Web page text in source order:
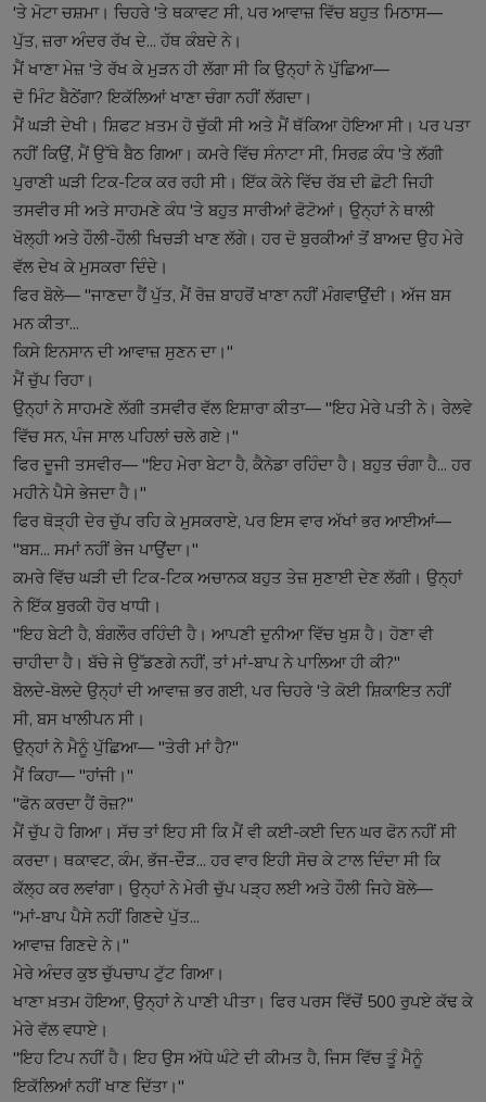
'ਤੇ ਮੋਟਾ ਚਸ਼ਮਾ। ਚਿਹਰੇ 'ਤੇ ਥਕਾਵਟ ਸੀ, ਪਰ ਆਵਾਜ਼ ਵਿੱਚ ਬਹੁਤ ਮਿਠਾਸ—
ਪੁੱਤ, ਜ਼ਰਾ ਅੰਦਰ ਰੱਖ ਦੇ... ਹੱਥ ਕੰਬਦੇ ਨੇ।
ਮੈਂ ਖਾਣਾ ਮੇਜ਼ 'ਤੇ ਰੱਖ ਕੇ ਮੁੜਨ ਹੀ ਲੱਗਾ ਸੀ ਕਿ ਉਨ੍ਹਾਂ ਨੇ ਪੁੱਛਿਆ—
ਦੋ ਮਿੰਟ ਬੈਠੇਂਗਾ? ਇਕੱਲਿਆਂ ਖਾਣਾ ਚੰਗਾ ਨਹੀਂ ਲੱਗਦਾ।
ਮੈਂ ਘੜੀ ਦੇਖੀ। ਸ਼ਿਫਟ ਖ਼ਤਮ ਹੋ ਚੁੱਕੀ ਸੀ ਅਤੇ ਮੈਂ ਥੱਕਿਆ ਹੋਇਆ ਸੀ। ਪਰ ਪਤਾ
ਨਹੀਂ ਕਿਉਂ, ਮੈਂ ਉੱਥੇ ਬੈਠ ਗਿਆ। ਕਮਰੇ ਵਿੱਚ ਸੰਨਾਟਾ ਸੀ, ਸਿਰਫ਼ ਕੰਧ 'ਤੇ ਲੱਗੀ
ਪੁਰਾਣੀ ਘੜੀ ਟਿਕ-ਟਿਕ ਕਰ ਰਹੀ ਸੀ। ਇੱਕ ਕੋਨੇ ਵਿੱਚ ਰੱਬ ਦੀ ਛੋਟੀ ਜਿਹੀ
ਤਸਵੀਰ ਸੀ ਅਤੇ ਸਾਹਮਣੇ ਕੰਧ 'ਤੇ ਬਹੁਤ ਸਾਰੀਆਂ ਫੋਟੋਆਂ। ਉਨ੍ਹਾਂ ਨੇ ਥਾਲੀ
ਖੋਲ੍ਹੀ ਅਤੇ ਹੌਲੀ-ਹੌਲੀ ਖਿਚੜੀ ਖਾਣ ਲੱਗੇ। ਹਰ ਦੋ ਬੁਰਕੀਆਂ ਤੋਂ ਬਾਅਦ ਉਹ ਮੇਰੇ
ਵੱਲ ਦੇਖ ਕੇ ਮੁਸਕਰਾ ਦਿੰਦੇ।
ਫਿਰ ਬੋਲੇ— "ਜਾਣਦਾ ਹੈਂ ਪੁੱਤ, ਮੈਂ ਰੋਜ਼ ਬਾਹਰੋਂ ਖਾਣਾ ਨਹੀਂ ਮੰਗਵਾਉਂਦੀ। ਅੱਜ ਬਸ
ਮਨ ਕੀਤਾ...
ਕਿਸੇ ਇਨਸਾਨ ਦੀ ਆਵਾਜ਼ ਸੁਣਨ ਦਾ।"
ਮੈਂ ਚੁੱਪ ਰਿਹਾ।
ਉਨ੍ਹਾਂ ਨੇ ਸਾਹਮਣੇ ਲੱਗੀ ਤਸਵੀਰ ਵੱਲ ਇਸ਼ਾਰਾ ਕੀਤਾ— "ਇਹ ਮੇਰੇ ਪਤੀ ਨੇ। ਰੇਲਵੇ
ਵਿੱਚ ਸਨ, ਪੰਜ ਸਾਲ ਪਹਿਲਾਂ ਚਲੇ ਗਏ।"
ਫਿਰ ਦੂਜੀ ਤਸਵੀਰ— "ਇਹ ਮੇਰਾ ਬੇਟਾ ਹੈ, ਕੈਨੇਡਾ ਰਹਿੰਦਾ ਹੈ। ਬਹੁਤ ਚੰਗਾ ਹੈ... ਹਰ
ਮਹੀਨੇ ਪੈਸੇ ਭੇਜਦਾ ਹੈ।"
ਫਿਰ ਥੋੜ੍ਹੀ ਦੇਰ ਚੁੱਪ ਰਹਿ ਕੇ ਮੁਸਕਰਾਏ, ਪਰ ਇਸ ਵਾਰ ਅੱਖਾਂ ਭਰ ਆਈਆਂ—
"ਬਸ... ਸਮਾਂ ਨਹੀਂ ਭੇਜ ਪਾਉਂਦਾ।"
ਕਮਰੇ ਵਿੱਚ ਘੜੀ ਦੀ ਟਿਕ-ਟਿਕ ਅਚਾਨਕ ਬਹੁਤ ਤੇਜ਼ ਸੁਣਾਈ ਦੇਣ ਲੱਗੀ। ਉਨ੍ਹਾਂ
ਨੇ ਇੱਕ ਬੁਰਕੀ ਹੋਰ ਖਾਧੀ।
"ਇਹ ਬੇਟੀ ਹੈ, ਬੰਗਲੌਰ ਰਹਿੰਦੀ ਹੈ। ਆਪਣੀ ਦੁਨੀਆ ਵਿੱਚ ਖੁਸ਼ ਹੈ। ਹੋਣਾ ਵੀ
ਚਾਹੀਦਾ ਹੈ। ਬੱਚੇ ਜੇ ਉੱਡਣਗੇ ਨਹੀਂ, ਤਾਂ ਮਾਂ-ਬਾਪ ਨੇ ਪਾਲਿਆ ਹੀ ਕੀ?"
ਬੋਲਦੇ-ਬੋਲਦੇ ਉਨ੍ਹਾਂ ਦੀ ਆਵਾਜ਼ ਭਰ ਗਈ, ਪਰ ਚਿਹਰੇ 'ਤੇ ਕੋਈ ਸ਼ਿਕਾਇਤ ਨਹੀਂ
ਸੀ, ਬਸ ਖਾਲੀਪਨ ਸੀ।
ਉਨ੍ਹਾਂ ਨੇ ਮੈਨੂੰ ਪੁੱਛਿਆ— "ਤੇਰੀ ਮਾਂ ਹੈ?"
ਮੈਂ ਕਿਹਾ— "ਹਾਂਜੀ।"
"ਫੋਨ ਕਰਦਾ ਹੈਂ ਰੋਜ਼?"
ਮੈਂ ਚੁੱਪ ਹੋ ਗਿਆ। ਸੱਚ ਤਾਂ ਇਹ ਸੀ ਕਿ ਮੈਂ ਵੀ ਕਈ-ਕਈ ਦਿਨ ਘਰ ਫੋਨ ਨਹੀਂ ਸੀ
ਕਰਦਾ। ਥਕਾਵਟ, ਕੰਮ, ਭੱਜ-ਦੌੜ... ਹਰ ਵਾਰ ਇਹੀ ਸੋਚ ਕੇ ਟਾਲ ਦਿੰਦਾ ਸੀ ਕਿ
ਕੱਲ੍ਹ ਕਰ ਲਵਾਂਗਾ। ਉਨ੍ਹਾਂ ਨੇ ਮੇਰੀ ਚੁੱਪ ਪੜ੍ਹ ਲਈ ਅਤੇ ਹੌਲੀ ਜਿਹੇ ਬੋਲੇ—
"ਮਾਂ-ਬਾਪ ਪੈਸੇ ਨਹੀਂ ਗਿਣਦੇ ਪੁੱਤ...
ਆਵਾਜ਼ ਗਿਣਦੇ ਨੇ।"
ਮੇਰੇ ਅੰਦਰ ਕੁਝ ਚੁੱਪਚਾਪ ਟੁੱਟ ਗਿਆ।
ਖਾਣਾ ਖ਼ਤਮ ਹੋਇਆ, ਉਨ੍ਹਾਂ ਨੇ ਪਾਣੀ ਪੀਤਾ। ਫਿਰ ਪਰਸ ਵਿੱਚੋਂ 500 ਰੁਪਏ ਕੱਢ ਕੇ
ਮੇਰੇ ਵੱਲ ਵਧਾਏ।
"ਇਹ ਟਿਪ ਨਹੀਂ ਹੈ। ਇਹ ਉਸ ਅੱਧੇ ਘੰਟੇ ਦੀ ਕੀਮਤ ਹੈ, ਜਿਸ ਵਿੱਚ ਤੂੰ ਮੈਨੂੰ
ਇਕੱਲਿਆਂ ਨਹੀਂ ਖਾਣ ਦਿੱਤਾ।"